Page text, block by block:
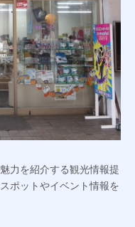
力を紹介する観光情報提
ポットやイベント情報を